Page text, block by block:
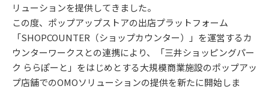
リューションを提供してきました。
この度、ポップアップストアの出店プラットフォーム
「SHOPCOUNTER（ショップカウンター）」を運営するカ
ウンターワークスとの連携により、「三井ショッピングパー
ク ららぽーと」をはじめとする大規模商業施設のポップアッ
プ店舗でのOMOソリューションの提供を新たに開始しま